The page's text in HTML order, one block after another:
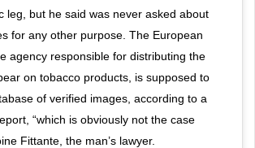
leg, but he said was never asked about
for any other purpose. The European
agency responsible for distributing the
on tobacco products, is supposed to
of verified images, according to a
“which is obviously not the case
Fittante, the man’s lawyer.